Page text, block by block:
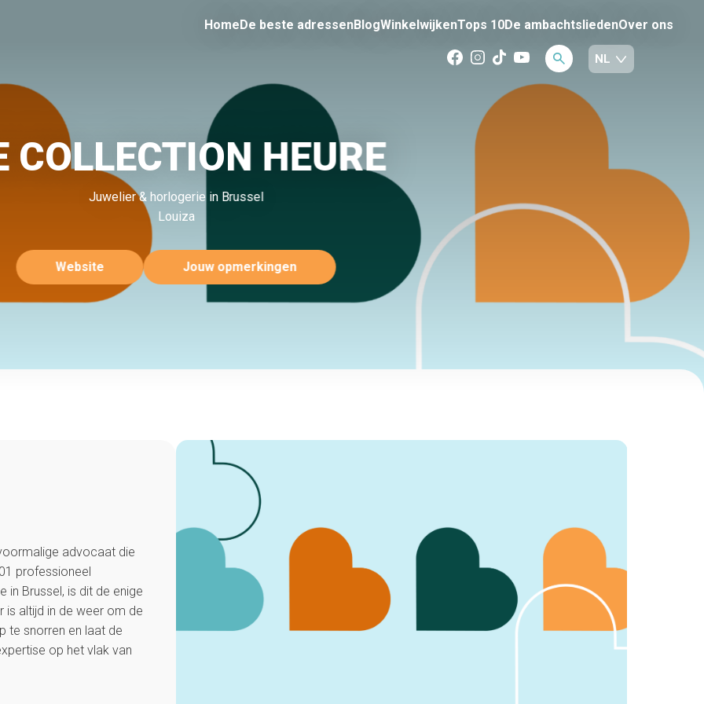
HomeDe beste adressenBlogWinkelwijkenTops 10De ambachtsliedenOver ons
COLLECTION HEURE
Juwelier & horlogerie in Brussel
Louiza
Website Jouw opmerkingen
voormalige advocaat die
professioneel
in Brussel, is dit de enige
is altijd in de weer om de
te snorren en laat de
op het vlak van